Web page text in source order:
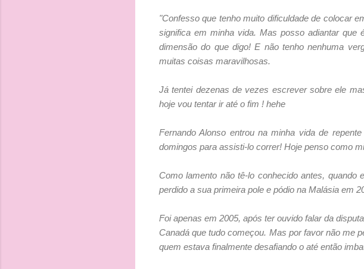
"Confesso que tenho muito dificuldade de colocar
significa em minha vida. Mas posso adiantar
dimensão do que digo! E não tenho nenhuma
muitas coisas maravilhosas.
Já tentei dezenas de vezes escrever sobre ele
hoje vou tentar ir até o fim ! hehe
Fernando Alonso entrou na minha vida de
domingos para assisti-lo correr! Hoje penso como
Como lamento não tê-lo conhecido antes,
perdido a sua primeira pole e pódio na Malásia em
Foi apenas em 2005, após ter ouvido falar da
Canadá que tudo começou. Mas por favor não me
quem estava finalmente desafiando o até então